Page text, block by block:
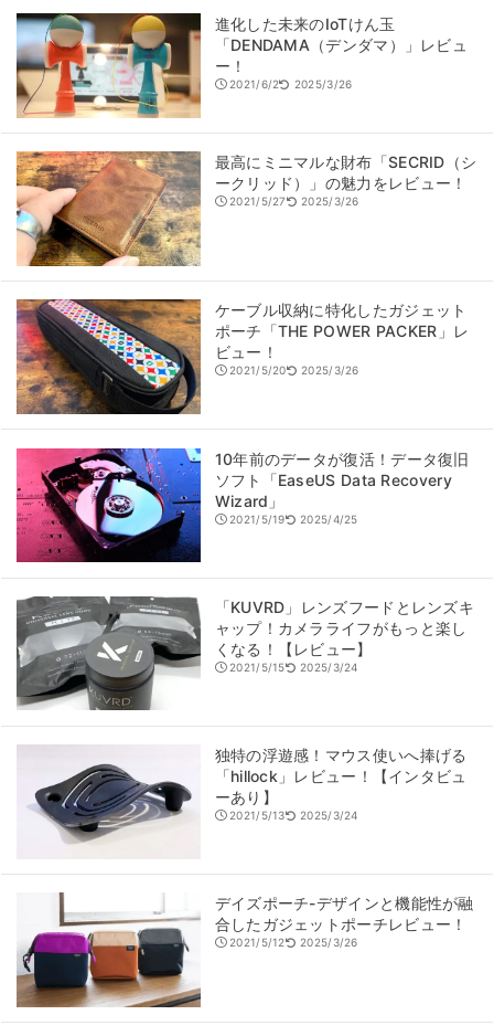
進化した未来のIoTけん玉
「DENDAMA（デンダマ）」レビュ
ー！
2021/6/2 2025/3/26
最高にミニマルな財布「SECRID（シ
ークリッド）」の魅力をレビュー！
2021/5/27 2025/3/26
ケーブル収納に特化したガジェット
ポーチ「THE POWER PACKER」レ
ビュー！
2021/5/20 2025/3/26
10年前のデータが復活！データ復旧
ソフト「EaseUS Data Recovery
Wizard」
2021/5/19 2025/4/25
「KUVRD」レンズフードとレンズキ
ャップ！カメラライフがもっと楽し
くなる！【レビュー】
2021/5/15 2025/3/24
独特の浮遊感！マウス使いへ捧げる
「hillock」レビュー！【インタビュ
ーあり】
2021/5/13 2025/3/24
デイズポーチ-デザインと機能性が融
合したガジェットポーチレビュー！
2021/5/12 2025/3/26